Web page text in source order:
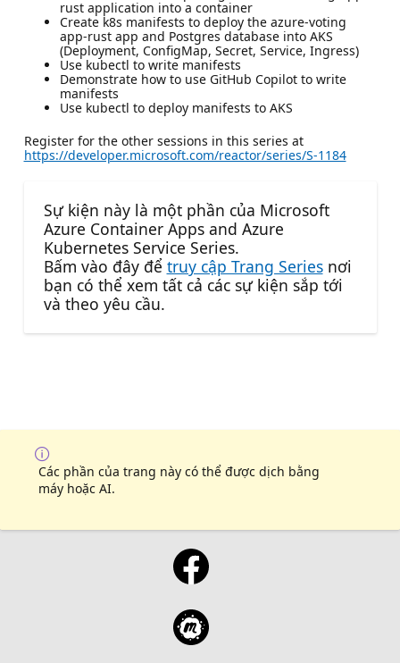
rust application into a container
Create k8s manifests to deploy the azure-voting
app-rust app and Postgres database into AKS
(Deployment, ConfigMap, Secret, Service, Ingress)
Use kubectl to write manifests
Demonstrate how to use GitHub Copilot to write
manifests
Use kubectl to deploy manifests to AKS
Register for the other sessions in this series at
https://developer.microsoft.com/reactor/series/S-1184
Sự kiện này là một phần của Microsoft
Azure Container Apps and Azure
Kubernetes Service Series.
Bấm vào đây để truy cập Trang Seriesnơi
bạn có thể xem tất cả các sự kiện sắp tới
và theo yêu cầu.
Các phần của trang này có thể được dịch bằng
máy hoặc AI.